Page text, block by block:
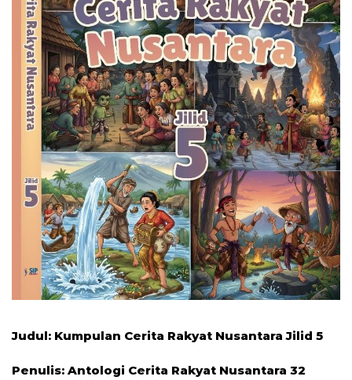
Judul: Kumpulan Cerita Rakyat Nusantara Jilid 5
Penulis: Antologi Cerita Rakyat Nusantara 32